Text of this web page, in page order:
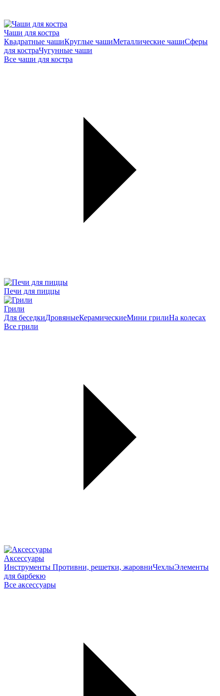
Чаши для костра
Квадратные чашиКруглые чашиМеталлические чашиСферы
для костраЧугунные чаши
Все чаши для костра
Печи для пиццы
Грили
Для беседкиДровяныеКерамическиеМини грилиНа колесах
Все грили
Аксессуары
Инструменты Противни, решетки, жаровниЧехлыЭлементы
для барбекю
Все аксессуары